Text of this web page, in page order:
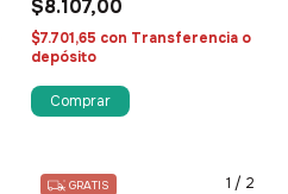
$8.107,00
$7.701,65 con Transferencia o
depósito
1 / 2
GRATIS